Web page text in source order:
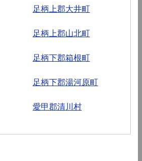
足柄上郡大井町
足柄上郡山北町
足柄下郡箱根町
足柄下郡湯河原町
愛甲郡清川村